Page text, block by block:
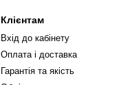
Клієнтам
Вхід до кабінету
Оплата і доставка
Гарантія та якість